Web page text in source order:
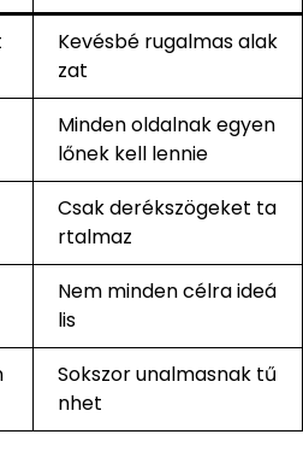
Kevésbé rugalmas alak
zat
Minden oldalnak egyen
lőnek kell lennie
Csak derékszögeket ta
rtalmaz
Nem minden célra ideá
lis
Sokszor unalmasnak tű
nhet